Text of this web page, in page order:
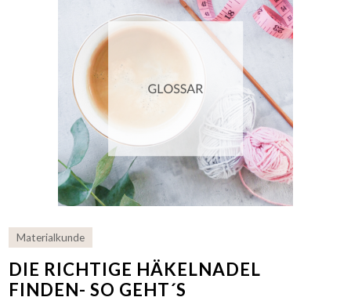
Materialkunde
DIE RICHTIGE HÄKELNADEL
FINDEN- SO GEHT´S